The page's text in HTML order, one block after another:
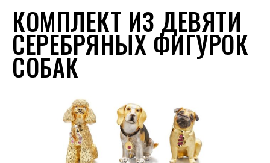
КОМПЛЕКТ ИЗ ДЕВЯТИ
СЕРЕБРЯНЫХ ФИГУРОК
СОБАК